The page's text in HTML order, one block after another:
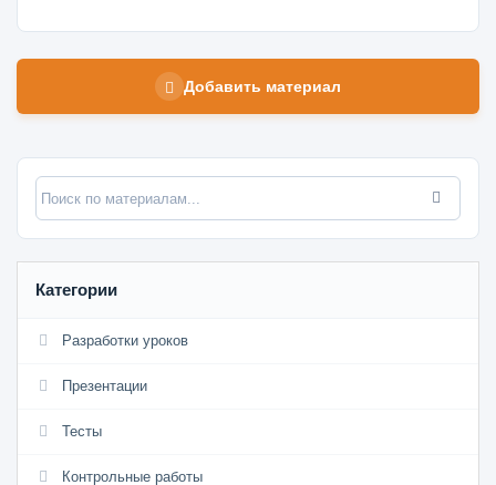
Добавить материал
Категории
Разработки уроков
Презентации
Тесты
Контрольные работы